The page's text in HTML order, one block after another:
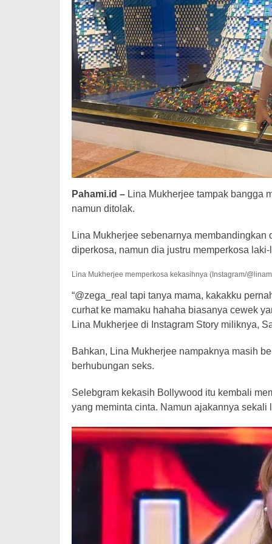
-
Berita
Hiburan
Pahami.id – Lina Mukherjee tampak bangga
namun ditolak.
Lina Mukherjee sebenarnya
diperkosa, namun dia justru memperkosa laki-
Lina Mukherjee memperkosa kekasihnya (Instagram/
“@zega_real tapi tanya mama, kakakku
curhat ke mamaku hahaha biasanya cewek
Lina Mukherjee di Instagram Story miliknya,
Bahkan, Lina Mukherjee nampaknya masih
berhubungan seks.
Selebgram kekasih Bollywood itu kembali
yang meminta cinta. Namun ajakannya